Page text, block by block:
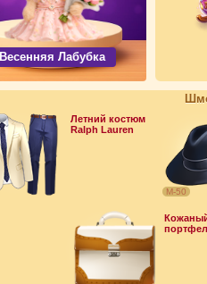
Весенняя Лабубка
Летний костюм
Ralph Lauren
М-50